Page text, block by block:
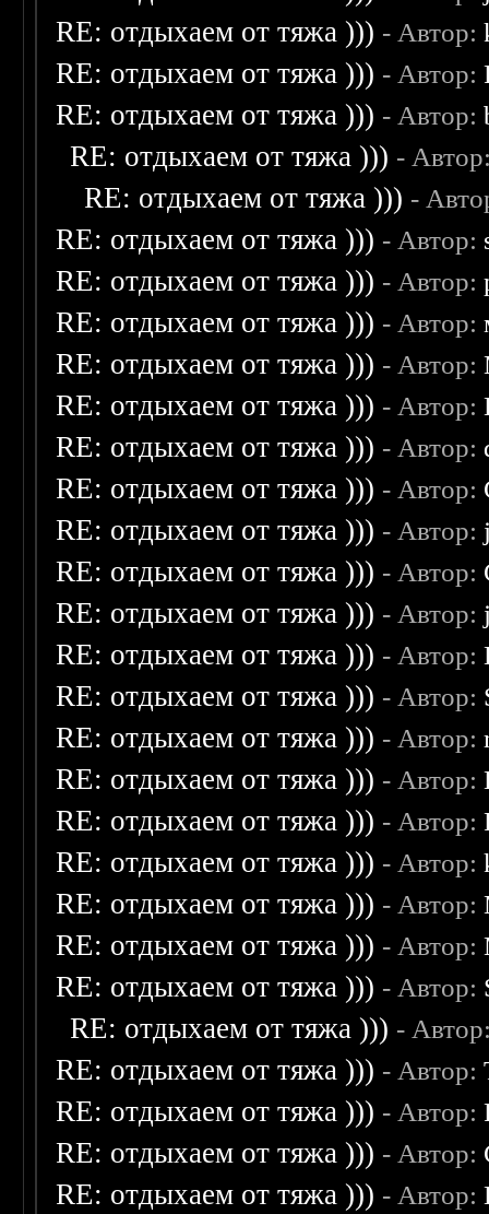
RE: отдыхаем от тяжа ))) - Автор:
RE: отдыхаем от тяжа ))) - Автор:
RE: отдыхаем от тяжа ))) - Автор:
RE: отдыхаем от тяжа ))) -
RE: отдыхаем от тяжа ))) -
RE: отдыхаем от тяжа ))) - Автор:
RE: отдыхаем от тяжа ))) - Автор:
RE: отдыхаем от тяжа ))) - Автор:
RE: отдыхаем от тяжа ))) - Автор:
RE: отдыхаем от тяжа ))) - Автор:
RE: отдыхаем от тяжа ))) - Автор:
RE: отдыхаем от тяжа ))) - Автор:
RE: отдыхаем от тяжа ))) - Автор:
RE: отдыхаем от тяжа ))) - Автор:
RE: отдыхаем от тяжа ))) - Автор:
RE: отдыхаем от тяжа ))) - Автор:
RE: отдыхаем от тяжа ))) - Автор:
RE: отдыхаем от тяжа ))) - Автор:
RE: отдыхаем от тяжа ))) - Автор:
RE: отдыхаем от тяжа ))) - Автор:
RE: отдыхаем от тяжа ))) - Автор:
RE: отдыхаем от тяжа ))) - Автор:
RE: отдыхаем от тяжа ))) - Автор:
RE: отдыхаем от тяжа ))) - Автор:
RE: отдыхаем от тяжа ))) -
RE: отдыхаем от тяжа ))) - Автор:
RE: отдыхаем от тяжа ))) - Автор:
RE: отдыхаем от тяжа ))) - Автор:
RE: отдыхаем от тяжа ))) - Автор: